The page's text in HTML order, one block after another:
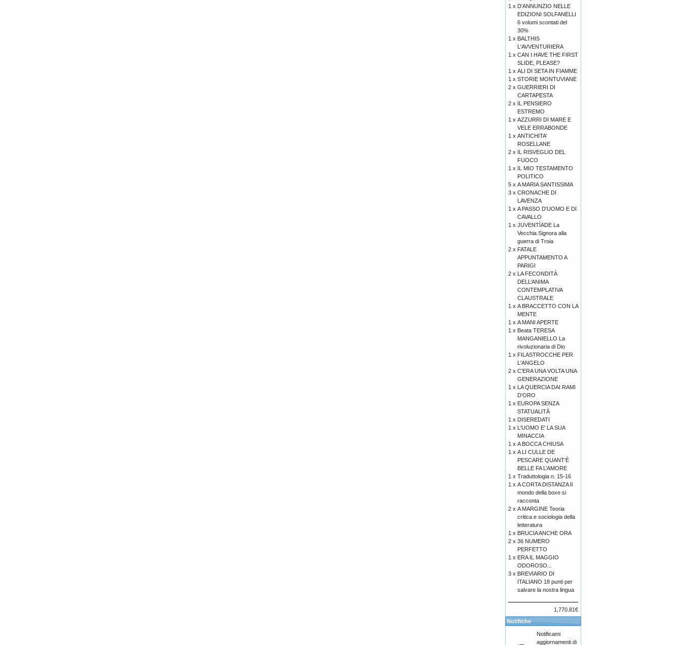
1 x D'ANNUNZIO NELLE
EDIZIONI SOLFANELLI
6 volumi scontati del
30%
1 x BALTHIS
L'AVVENTURIERA
1 x CAN I HAVE THE FIRST
SLIDE, PLEASE?
1 x ALI DI SETA IN FIAMME
1 x STORIE MONTUVIANE
2 x GUERRIERI DI
CARTAPESTA
2 x IL PENSIERO
ESTREMO
1 x AZZURRI DI MARE E
VELE ERRABONDE
1 x ANTICHITA'
ROSELLANE
2 x IL RISVEGLIO DEL
FUOCO
1 x IL MIO TESTAMENTO
POLITICO
5 x A MARIA SANTISSIMA
3 x CRONACHE DI
LAVENZA
1 x A PASSO D'UOMO E DI
CAVALLO
1 x JUVENTÌADE La
Vecchia Signora alla
guerra di Troia
2 x FATALE
APPUNTAMENTO A
PARIGI
2 x LA FECONDITÀ
DELL’ANIMA
CONTEMPLATIVA
CLAUSTRALE
1 x A BRACCETTO CON LA
MENTE
1 x A MANI APERTE
1 x Beata TERESA
MANGANIELLO La
rivoluzionaria di Dio
1 x FILASTROCCHE PER
L'ANGELO
2 x C'ERA UNA VOLTA UNA
GENERAZIONE
1 x LA QUERCIA DAI RAMI
D'ORO
1 x EUROPA SENZA
STATUALITÀ
1 x DISEREDATI
1 x L'UOMO E' LA SUA
MINACCIA
1 x A BOCCA CHIUSA
1 x A LI CULLE DE
PESCARE QUANT’È
BELLE FA L’AMORE
1 x Traduttologia n. 15-16
1 x A CORTA DISTANZA Il
mondo della boxe si
racconta
2 x A MARGINE Teoria
critica e sociologia della
letteratura
1 x BRUCIA ANCHE ORA
2 x 36 NUMERO
PERFETTO
1 x ERA IL MAGGIO
ODOROSO...
3 x BREVIARIO DI
ITALIANO 18 punti per
salvare la nostra lingua
1,770.81€
Notifiche
Notificami
aggiornamenti di